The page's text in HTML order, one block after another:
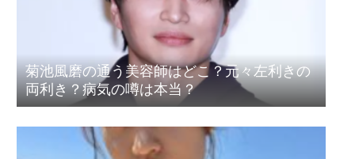
菊池風磨の通う美容師はどこ？元々左利きの
両利き？病気の噂は本当？